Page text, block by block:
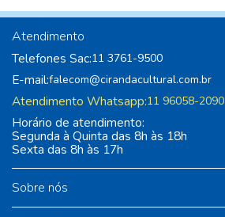
Sobre nós
Atendimento
Telefones Sac:11 3761-9500
E-mail:falecom@cirandacultural.com.br
Atendimento Whatsapp:11 96058-2090
Horário de atendimento:
Segunda à Quinta das 8h às 18h
Sexta das 8h às 17h